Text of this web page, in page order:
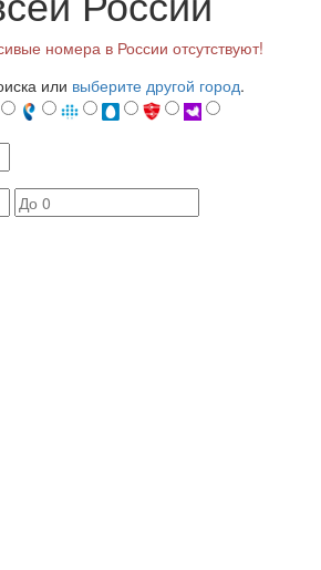
номера в России отсутствуют!
или выберите другой город.